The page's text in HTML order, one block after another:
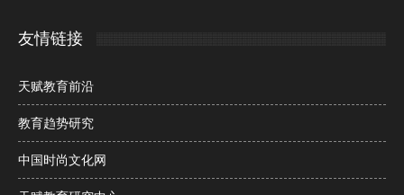
友情链接
天赋教育前沿
教育趋势研究
中国时尚文化网